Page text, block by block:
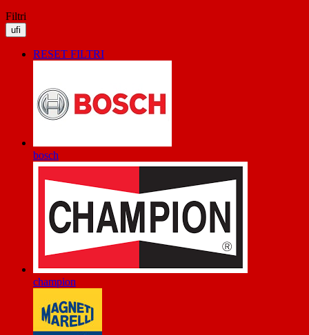
Filtri
ufi
RESET FILTRI
bosch
champion